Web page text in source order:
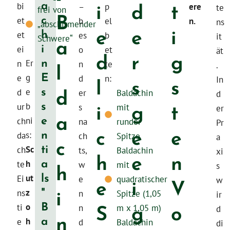
bi
et
et
ei
n
e
d
ur
ch
da
ch
te
Ei
ns
ti
e
frei von
„abschirmender
Schwere“
Er
g
e
b
ni
s:
Sc
h
ut
z
o
h
a
c
h
i
n
E
s
s
e
n
ti
a
ls
"
B
a
B
a
l
d
a
c
h
i
n
–
b
es
o
n
d
er
s
na
ch
ts,
w
e
n
n
d
i
e
d
l
i
c
h
e
S
p
el
b
et
te
n:
Baldachin
mit
runder
Spitze
Baldachin
mit
quadratischer
Spitze (1,05
m x 1,05 m)
Baldachin
d
e
r
s
g
e
e
i
g
t
i
g
s
t
e
n
V
o
ere
n.
te
ns
it
ät
.
In
d
er
Pr
a
xi
s
w
ir
d
di